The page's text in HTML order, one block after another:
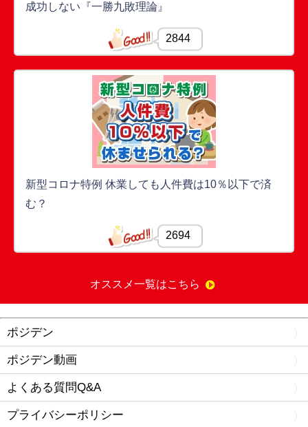
成功しない『一勝九敗理論』
2844
新型コロナ特例 休業しても人件費は10％以下で済
む？
2694
オススメ一覧はこちら
ポジデン
ポジデン動画
よくある質問Q&A
プライバシーポリシー